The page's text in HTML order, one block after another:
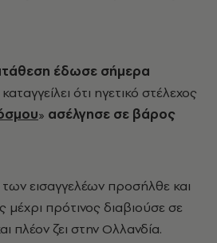
έδωσε σήμερα
ότι ηγετικό στέλεχος
» ασέλγησε σε βάρος
εισαγγελέων προσήλθε και
μέχρι πρότινος διαβιούσε σε
πλέον ζει στην Ολλανδία.